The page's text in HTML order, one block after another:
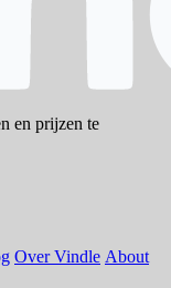
en prijzen te
Over Vindle About